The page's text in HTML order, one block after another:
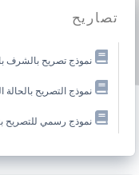
تصاريح
نموذج تصريح بالشرف
نموذج التصريح بالحالة
نموذج رسمي للتصريح